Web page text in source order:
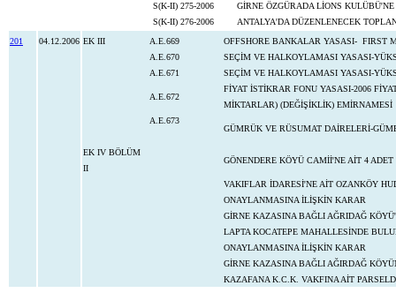
S(K-II) 275-2006
GİRNE ÖZGÜRADA LİONS
S(K-II) 276-2006
ANTALYA'DA DÜZENLENECEK
201
04.12.2006 EK III A.E.669
OFFSHORE BANKALAR YASASI- FIRST
A.E.670
SEÇİM VE HALKOYLAMASI YASASI-
A.E.671
SEÇİM VE HALKOYLAMASI YASASI-
A.E.672
FİYAT İSTİKRAR FONU YASASI-2006
MİKTARLAR) (DEĞİŞİKLİK) EMİRNAMESİ
A.E.673
GÜMRÜK VE RÜSUMAT DAİRELERİ-
EK IV BÖLÜM
II
GÖNENDERE KÖYÜ CAMİİ'NE AİT 4
VAKIFLAR İDARESİ'NE AİT OZANKÖY
ONAYLANMASINA İLİŞKİN KARAR
GİRNE KAZASINA BAĞLI AĞRIDAĞ
LAPTA KOCATEPE MAHALLESİNDE
ONAYLANMASINA İLİŞKİN KARAR
GİRNE KAZASINA BAĞLI AĞIRDAĞ
KAZAFANA K.C.K. VAKFINA AİT